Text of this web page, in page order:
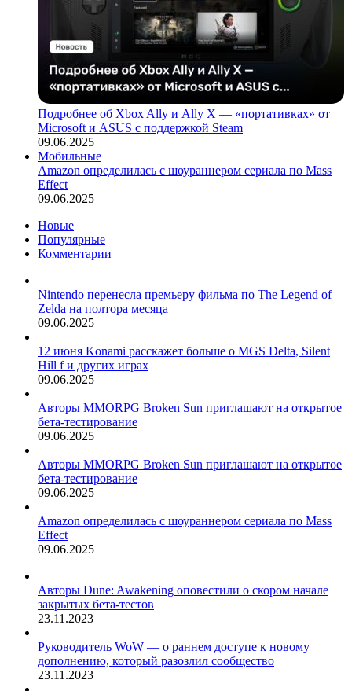
Подробнее об Xbox Ally и Ally X — «портативках» от
Microsoft и ASUS с поддержкой Steam
09.06.2025
Мобильные
Amazon определилась с шоураннером сериала по Mass
Effect
09.06.2025
Новые
Популярные
Комментарии
Nintendo перенесла премьеру фильма по The Legend of
Zelda на полтора месяца
09.06.2025
12 июня Konami расскажет больше о MGS Delta, Silent
Hill f и других играх
09.06.2025
Авторы MMORPG Broken Sun приглашают на открытое
бета-тестирование
09.06.2025
Авторы MMORPG Broken Sun приглашают на открытое
бета-тестирование
09.06.2025
Amazon определилась с шоураннером сериала по Mass
Effect
09.06.2025
Авторы Dune: Awakening оповестили о скором начале
закрытых бета-тестов
23.11.2023
Руководитель WoW — о раннем доступе к новому
дополнению, который разозлил сообщество
23.11.2023